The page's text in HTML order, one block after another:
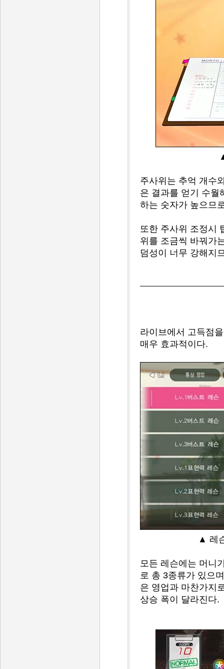
주사위는 추억 개수
은 결과를 얻기 수월
하는 숫자가 높으므
또한 주사위 조정시
위를 조금씩 바꿔가
덤성이 너무 강해지
라이브에서 고득점
매우 효과적이다.
▲ 레
모든 레슨에는 머니
로 총 3종류가 있으
은 영업과 마찬가지
상승 폭이 달라진다.